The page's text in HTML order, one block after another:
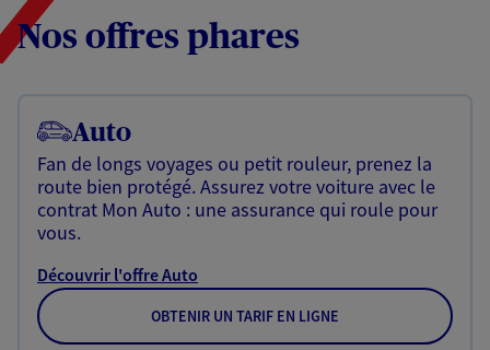
Nos offres phares
Auto
Fan de longs voyages ou petit rouleur, prenez la
route bien protégé. Assurez votre voiture avec le
contrat Mon Auto : une assurance qui roule pour
vous.
Découvrir l'offre Auto
OBTENIR UN TARIF EN LIGNE